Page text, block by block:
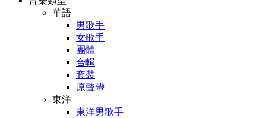
華語
男歌手
女歌手
團體
合輯
套裝
原聲帶
東洋
東洋男歌手